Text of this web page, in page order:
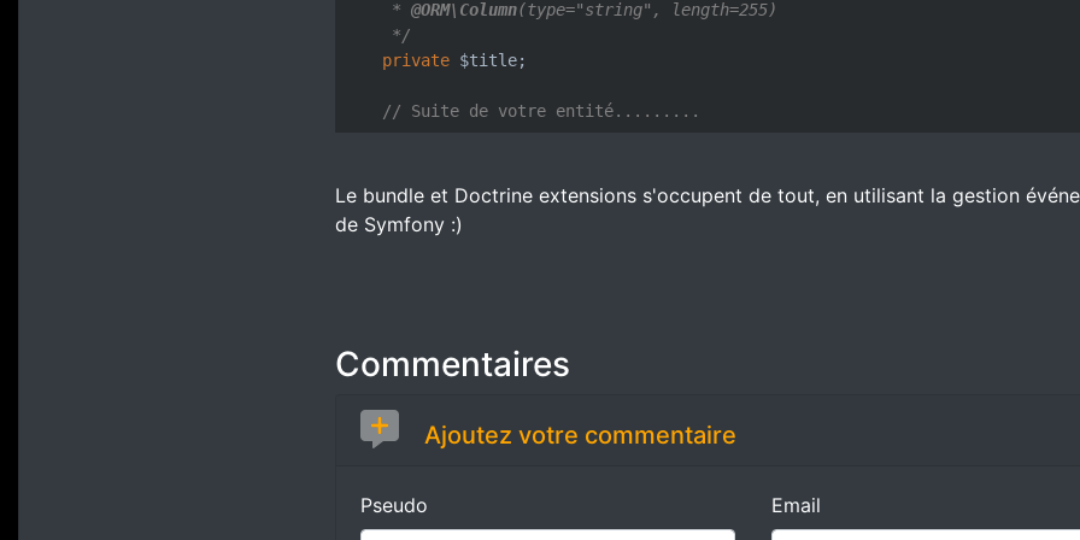
     *
@ORM\Column(type="string", length=255)
     */
private $title;
// Suite de votre entité.........
Le bundle et Doctrine extensions s'occupent de tout, en utilisant la gestion
de Symfony :)
Commentaires
Ajoutez votre commentaire
Pseudo Email